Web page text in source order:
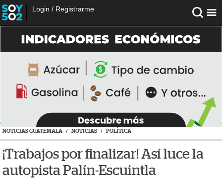
Login / Registrarme
NOTICIAS GUATEMALA / NOTICIAS / POLÍTICA
¡Trabajos por finalizar! Así luce la
autopista Palín-Escuintla